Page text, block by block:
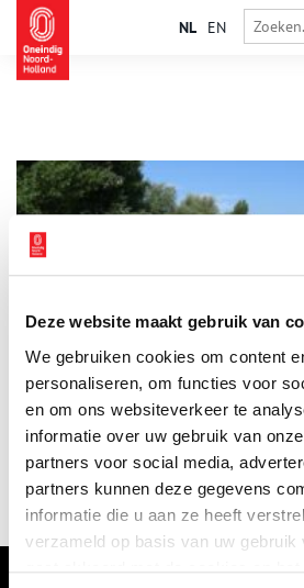
Deze website maakt gebruik van
We gebruiken cookies om content
personaliseren, om functies voor
en om ons websiteverkeer te
informatie over uw gebruik van
partners voor social media,
partners kunnen deze gegevens
informatie die u aan ze heeft
verzameld op basis van uw gebruik
NL EN
Behoefte aan ruimte, frisse lucht? Wil je
ontvluchten? Op de Diemerzeedijk
aerosolen vast razendsnel. Loop, fiets –
mee met Rembrandt richting
uitwaaien.